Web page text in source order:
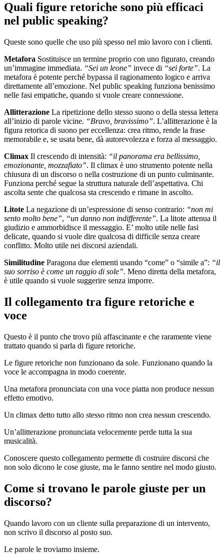
Quali figure retoriche sono più efficaci
nel public speaking?
Queste sono quelle che uso più spesso nel mio lavoro con i clienti.
Metafora Sostituisce un termine proprio con uno figurato, creando
un’immagine immediata. “Sei un leone” invece di “sei forte”. La
metafora è potente perché bypassa il ragionamento logico e arriva
direttamente all’emozione. Nel public speaking funziona benissimo
nelle fasi empatiche, quando si vuole creare connessione.
Allitterazione La ripetizione dello stesso suono o della stessa lettera
all’inizio di parole vicine. “Bravo, bravissimo”. L’allitterazione è la
figura retorica di suono per eccellenza: crea ritmo, rende la frase
memorabile e, se usata bene, dà autorevolezza e forza al messaggio.
Climax Il crescendo di intensità: “il panorama era bellissimo,
emozionante, mozzafiato”. Il climax è uno strumento potente nella
chiusura di un discorso o nella costruzione di un punto culminante.
Funziona perché segue la struttura naturale dell’aspettativa. Chi
ascolta sente che qualcosa sta crescendo e rimane in ascolto.
Litote La negazione di un’espressione di senso contrario: “non mi
sento molto bene”, “un danno non indifferente”. La litote attenua il
giudizio e ammorbidisce il messaggio. E’ molto utile nelle fasi
delicate, quando si vuole dire qualcosa di difficile senza creare
conflitto. Molto utile nei discorsi aziendali.
Similitudine Paragona due elementi usando “come” o “simile a”: “il
suo sorriso è come un raggio di sole”. Meno diretta della metafora,
è utile quando si vuole suggerire senza imporre.
Il collegamento tra figure retoriche e
voce
Questo è il punto che trovo più affascinante e che raramente viene
trattato quando si parla di figure retoriche.
Le figure retoriche non funzionano da sole. Funzionano quando la
voce le accompagna in modo coerente.
Una metafora pronunciata con una voce piatta non produce nessun
effetto emotivo.
Un climax detto tutto allo stesso ritmo non crea nessun crescendo.
Un’allitterazione pronunciata velocemente perde tutta la sua
musicalità.
Conoscere questo collegamento permette di costruire discorsi che
non solo dicono le cose giuste, ma le fanno sentire nel modo giusto.
Come si trovano le parole giuste per un
discorso?
Quando lavoro con un cliente sulla preparazione di un intervento,
non scrivo il discorso al posto suo.
Le parole le troviamo insieme.